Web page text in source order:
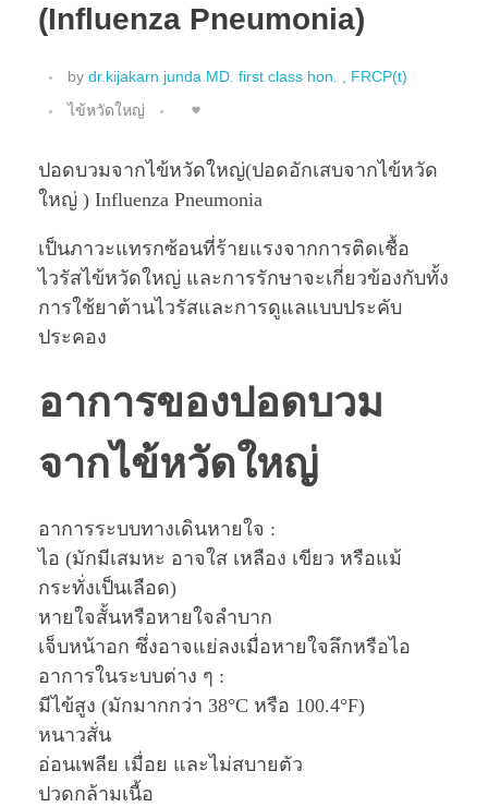
(Influenza Pneumonia)
by dr.kijakarn junda MD. first class hon. , FRCP(t)
ไข้หวัดใหญ่
ปอดบวมจากไข้หวัดใหญ่(ปอดอักเสบจากไข้หวัด
ใหญ่ ) Influenza Pneumonia
เป็นภาวะแทรกซ้อนที่ร้ายแรงจากการติดเชื้อ
ไวรัสไข้หวัดใหญ่ และการรักษาจะเกี่ยวข้องกับทั้ง
การใช้ยาต้านไวรัสและการดูแลแบบประคับ
ประคอง
อาการของปอดบวม
จากไข้หวัดใหญ่
อาการระบบทางเดินหายใจ :
ไอ (มักมีเสมหะ อาจใส เหลือง เขียว หรือแม้
กระทั่งเป็นเลือด)
หายใจสั้นหรือหายใจลำบาก
เจ็บหน้าอก ซึ่งอาจแย่ลงเมื่อหายใจลึกหรือไอ
อาการในระบบต่าง ๆ :
มีไข้สูง (มักมากกว่า 38°C หรือ 100.4°F)
หนาวสั่น
อ่อนเพลีย เมื่อย และไม่สบายตัว
ปวดกล้ามเนื้อ